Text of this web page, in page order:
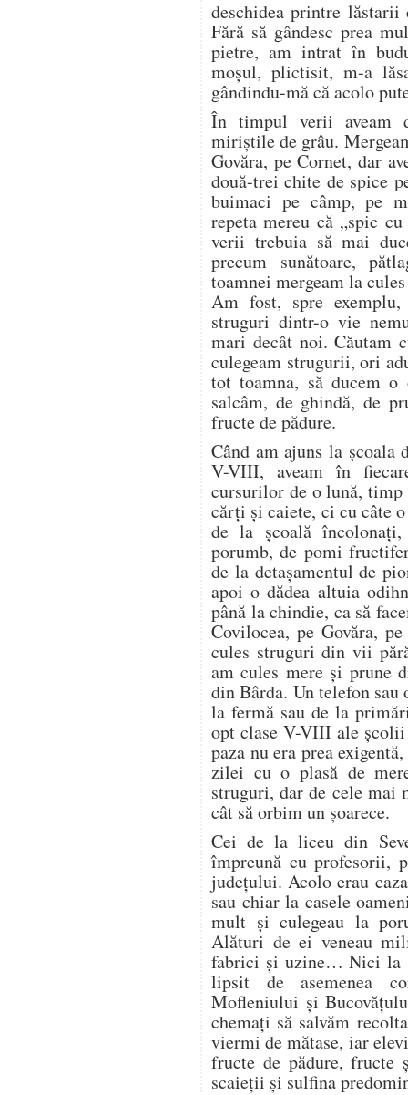
deschidea printre
Fără să gândesc prea
pietre, am intrat în
moșul, plictisit, m-a
gândindu-mă că acolo
În timpul verii aveam
miriștile de grâu.
Govăra, pe Cornet, dar
două-trei chite de spice
buimaci pe câmp, pe
repeta mereu că „spic
verii trebuia să mai
precum sunătoare,
toamnei mergeam la
Am fost, spre
struguri dintr-o vie
mari decât noi. Căutam
culegeam strugurii, ori
tot toamna, să ducem o
salcâm, de ghindă, de
fructe de pădure.
Când am ajuns la școala
V-VIII, aveam în
cursurilor de o lună, timp
cărți și caiete, ci cu câte
de la școală
porumb, de pomi
de la detașamentul de
apoi o dădea altuia
până la chindie, ca să
Covilocea, pe Govăra,
cules struguri din vii
am cules mere și prune
din Bârda. Un telefon sau
la fermă sau de la
opt clase V-VIII ale școlii
paza nu era prea
zilei cu o plasă de
struguri, dar de cele mai
cât să orbim un șoarece.
Cei de la liceu din
împreună cu profesorii,
județului. Acolo erau
sau chiar la casele
mult și culegeau la
Alături de ei veneau
fabrici și uzine… Nici la
lipsit de asemenea
Mofleniului și
chemați să salvăm
viermi de mătase, iar
fructe de pădure, fructe
scaieții și sulfina